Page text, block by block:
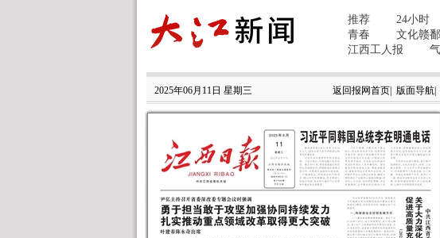
2025年06月11日 星期三 返回报网首页 版面导航